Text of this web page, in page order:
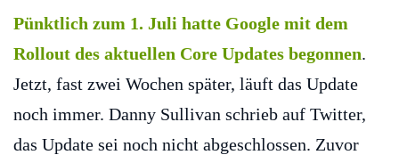
Pünktlich zum 1. Juli hatte Google mit dem
Rollout des aktuellen Core Updates begonnen.
Jetzt, fast zwei Wochen später, läuft das Update
noch immer. Danny Sullivan schrieb auf Twitter,
das Update sei noch nicht abgeschlossen. Zuvor